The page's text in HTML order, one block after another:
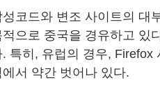
성코드와 변조 사이트의 대
적으로 중국을 경유하고 있
. 특히, 유럽의 경우, Firefox
에서 약간 벗어나 있다.